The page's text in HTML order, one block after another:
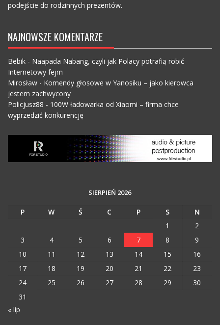
podejście do rodzinnych prezentów.
NAJNOWSZE KOMENTARZE
Bebik- Naapada Nabang, czyli jak Polacy potrafią robić
Internetowy fejm
Mirosław- Komendy głosowe w Yanosiku – jako kierowca
jestem zachwycony
Policjusz88 - 100W ładowarka od Xiaomi – firma chce
wyprzedzić konkurencję
SIERPIEŃ 2026
P W Ś C P S
N
1
2
3
4 5 6 7 8
9
10
11 12 13 14 15
16
17
18 19 20 21 22
23
24
25 26 27 28 29
30
31
« lip